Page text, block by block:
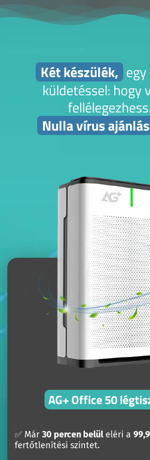
Két készülék,
küldetéssel: hogy
Nulla vírus
AG+ Office 50
✅ Már 30 percen belüleléri a
fertőtlenítési szintet.